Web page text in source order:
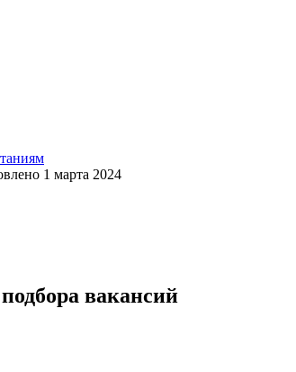
1 марта 2024
вакансий